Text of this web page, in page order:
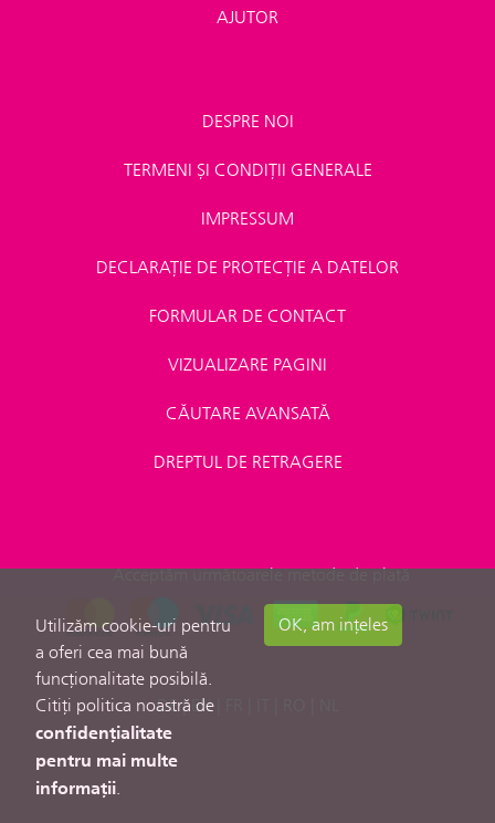
AJUTOR
DESPRE NOI
TERMENI ȘI CONDIȚII GENERALE
IMPRESSUM
DECLARAȚIE DE PROTECȚIE A DATELOR
FORMULAR DE CONTACT
VIZUALIZARE PAGINI
CĂUTARE AVANSATĂ
DREPTUL DE RETRAGERE
Acceptăm următoarele metode de plată
DE| EN|
Utilizăm cookie-uri pentru
a oferi cea mai bună
funcționalitate posibilă.
Citiți politica noastră de
confidențialitate
pentru mai multe
informații.
OK, am ințeles